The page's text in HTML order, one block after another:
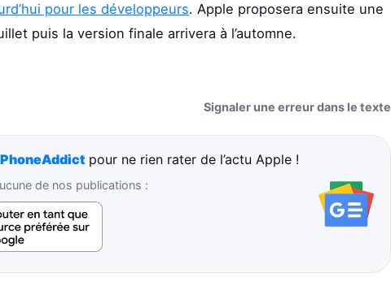
pour les développeurs. Apple proposera ensuite une
puis la version finale arrivera à l’automne.
Signaler une erreur dans le texte
pour ne rien rater de l’actu Apple !
de nos publications :